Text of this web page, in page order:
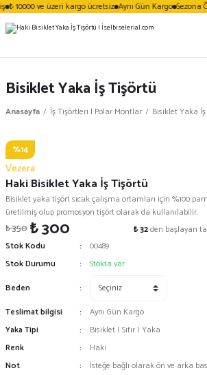
₺ 10000 ve üzeri kargo ücretsiz Aynı Gün Kargo Sezona
Bisiklet Yaka İş Tişörtü
Anasayfa İş Tişörtleri | Polar Montlar Bisiklet Yaka
%14
Vezera
Haki Bisiklet Yaka İş Tişörtü
Bisiklet yaka tişört sıcak çalışma ortamları için %100
üretilmiş olup promosyon tişört olarak da kullanılabilir.
₺ 350₺ 300 ₺ 32den başlayan
Stok Kodu
00489
Stok Durumu
Stokta var
Beden
Teslimat bilgisi
Aynı Gün Kargo
Yaka Tipi
Bisiklet ( Sıfır ) Yaka
Renk
Haki
Not
İsteğe bağlı olarak ön ve arka